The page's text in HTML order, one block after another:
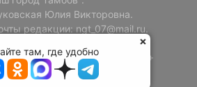
Юлия Викторовна.
редакции: ngt_07@mail.ru.
72-69-37.
содержать материалы 18+
там, где удобно